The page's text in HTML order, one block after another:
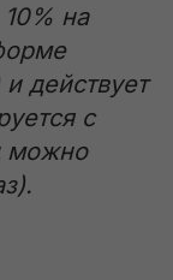
на
и действует
с
можно